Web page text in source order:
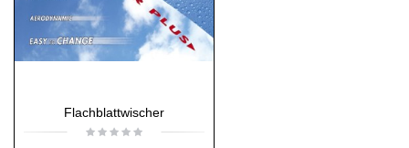
Flachblattwischer